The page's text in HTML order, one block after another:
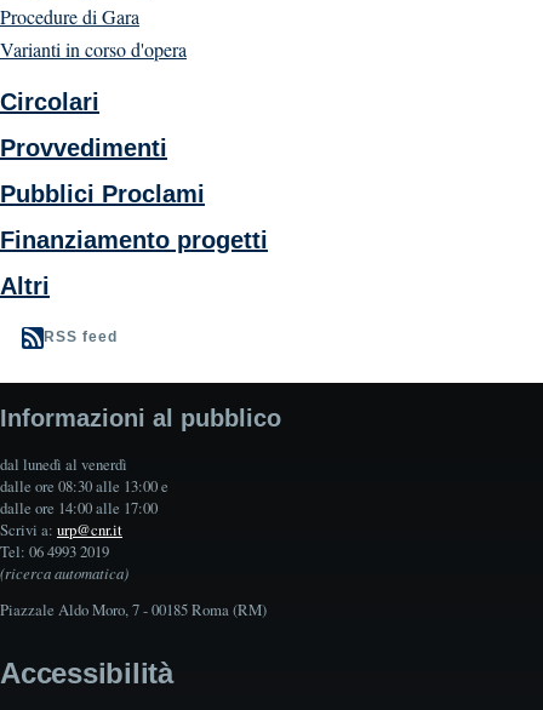
Procedure di Gara
Varianti in corso d'opera
Circolari
Provvedimenti
Pubblici Proclami
Finanziamento progetti
Altri
RSS feed
Informazioni al pubblico
dal lunedì al venerdì
dalle ore 08:30 alle 13:00 e
dalle ore 14:00 alle 17:00
Scrivi a: urp@cnr.it
Tel: 06 4993 2019
(ricerca automatica)
Piazzale Aldo Moro, 7 - 00185 Roma (RM)
Accessibilità